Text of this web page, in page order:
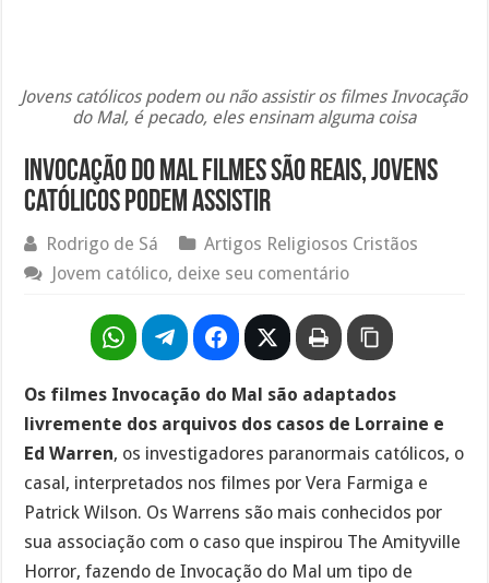
Jovens católicos podem ou não assistir os filmes Invocação
do Mal, é pecado, eles ensinam alguma coisa
Invocação do mal filmes são reais, jovens
católicos podem assistir
Rodrigo de Sá
Artigos Religiosos Cristãos
Jovem católico, deixe seu comentário
Os filmes Invocação do Mal são adaptados
livremente dos arquivos dos casos de Lorraine e
Ed Warren, os investigadores paranormais católicos, o
casal, interpretados nos filmes por Vera Farmiga e
Patrick Wilson. Os Warrens são mais conhecidos por
sua associação com o caso que inspirou The Amityville
Horror, fazendo de Invocação do Mal um tipo de